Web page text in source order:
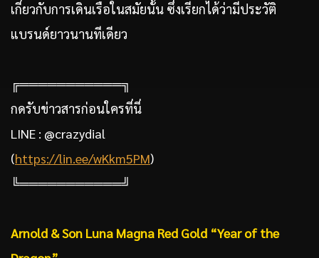
เกี่ยวกับการเดินเรือในสมัยนั้น ซึ่งเรียกได้ว่ามีประวัติ
แบรนด์ยาวนานทีเดียว
╔═══════════╗
กดรับข่าวสารก่อนใครที่นี่
LINE : @crazydial
(https://lin.ee/wKkm5PM)
╚═══════════╝
Arnold & Son Luna Magna Red Gold “Year of the